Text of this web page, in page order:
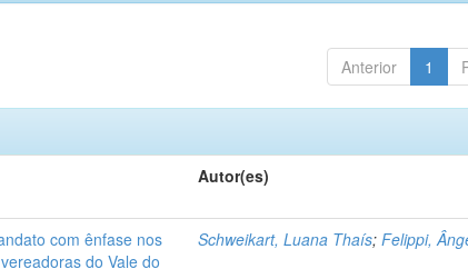
Anterior 1
Autor(es)
com ênfase nos
do Vale do
Schweikart, Luana Thaís;Felippi,